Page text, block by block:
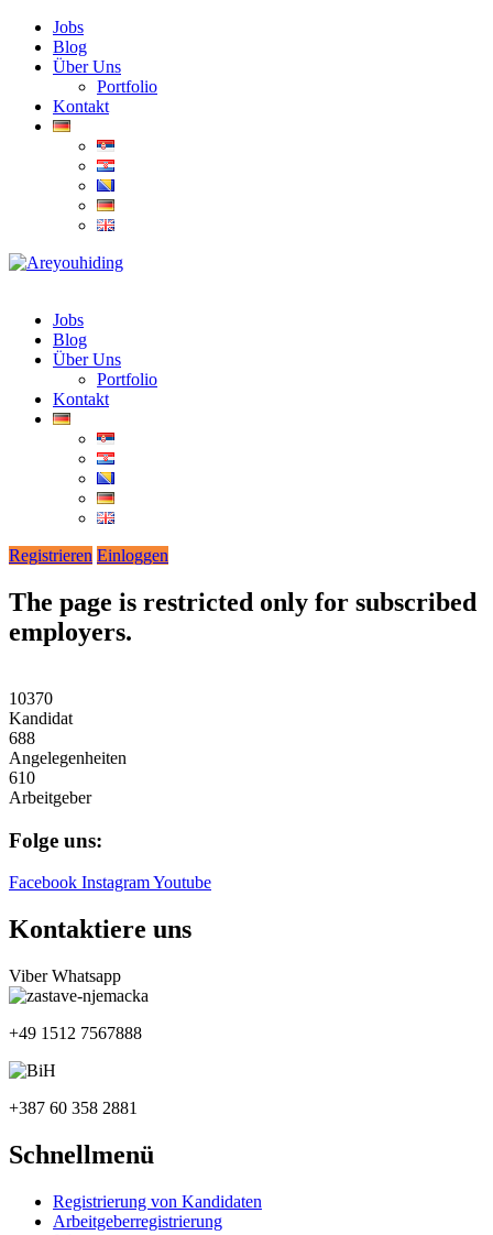
Jobs
Blog
Über Uns
Portfolio
Kontakt
Jobs
Blog
Über Uns
Portfolio
Kontakt
Registrieren Einloggen
The page is restricted only for subscribed
employers.
10370
Kandidat
688
Angelegenheiten
610
Arbeitgeber
Folge uns:
Facebook InstagramYoutube
Kontaktiere uns
Viber Whatsapp
+49 1512 7567888
+387 60 358 2881
Schnellmenü
Registrierung von Kandidaten
Arbeitgeberregistrierung